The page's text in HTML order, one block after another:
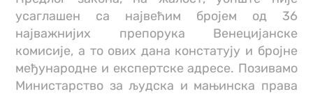
усаглашен са највећим бројем од 36
најважнијих препорука Венецијанске
комисије, а то ових дана констатују и бројне
међународне и експертске адресе. Позивамо
Министарство за људска и мањинска права